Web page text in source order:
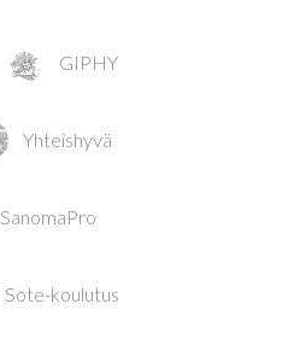
GIPHY
Yhteishyvä
SanomaPro
Sote-koulutus